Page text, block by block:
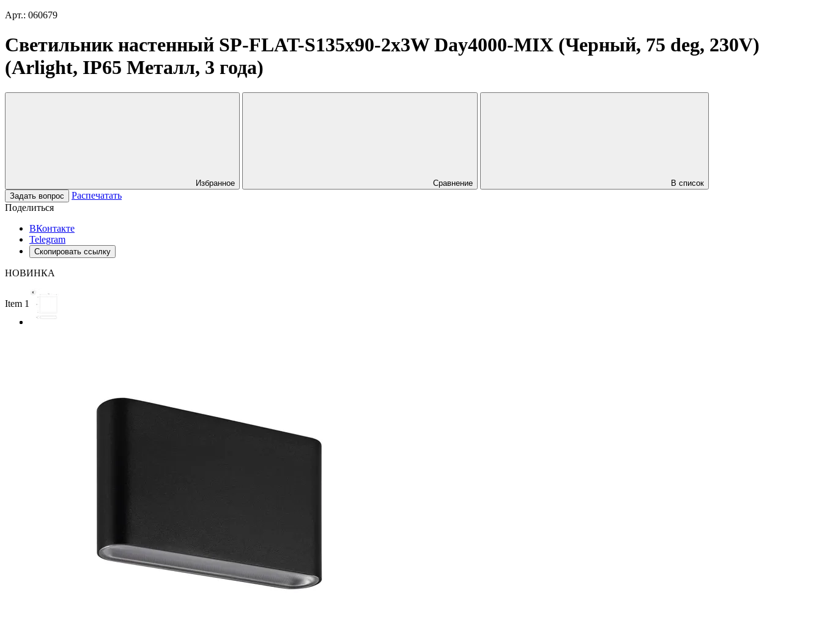
Арт.: 060679
Светильник настенный SP-FLAT-S135x90-2x3W Day4000-MIX (Черный, 75 deg, 230V)
(Arlight, IP65 Металл, 3 года)
Избранное Сравнение
В список
Задать вопрос
Распечатать
Поделиться
ВКонтакте
Telegram
Скопировать ссылку
НОВИНКА
Item 1 of 2